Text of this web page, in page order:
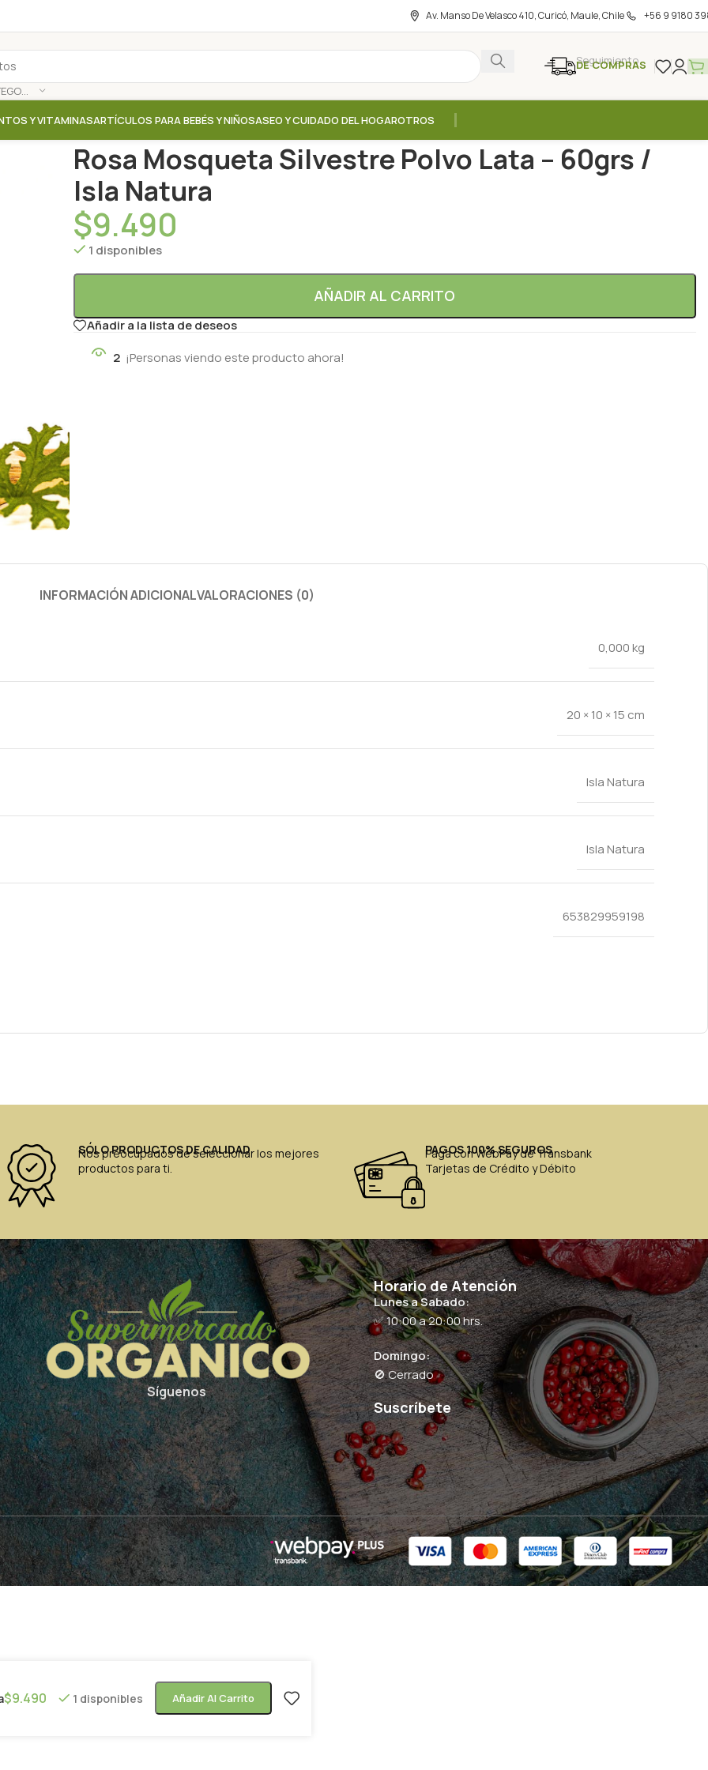
Av. Manso De Velasco 410, Curicó, Maule, Chile +56 9 9180
SELECCIONAR CATEGORÍA
Seguimiento
DE COMPRAS
Y VITAMINASARTÍCULOS PARA BEBÉS Y NIÑOSASEO Y CUIDADO DEL HOGAROTROS
Rosa Mosqueta Silvestre Polvo Lata – 60grs /
Isla Natura
$9.490
1 disponibles
AÑADIR AL CARRITO
Añadir a la lista de deseos
2 ¡Personas viendo este producto ahora!
INFORMACIÓN ADICIONALVALORACIONES (0)
0,000 kg
20 × 10 × 15 cm
Isla Natura
Isla Natura
653829959198
SÓLO PRODUCTOS DE CALIDAD
Nos preocupados de seleccionar los mejores
productos para ti.
PAGOS 100% SEGUROS
Paga con WebPay de Transbank
Tarjetas de Crédito y Débito
Síguenos
Horario de Atención
Lunes a Sabado:
✅ 10:00 a 20:00 hrs.
Domingo:
🚫 Cerrado
Suscríbete
$9.490 1 disponibles Añadir Al Carrito